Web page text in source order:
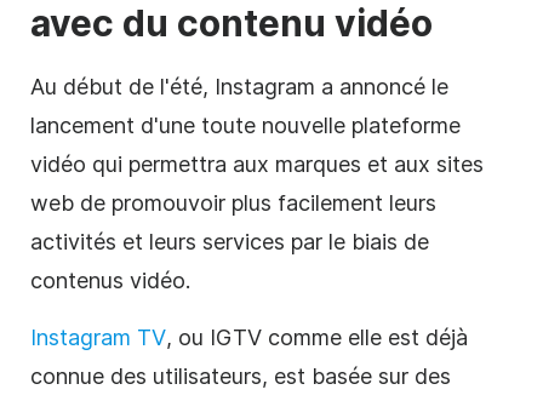
avec du contenu vidéo
Au début de l'été, Instagram a annoncé le
lancement d'une toute nouvelle plateforme
vidéo qui permettra aux marques et aux sites
web de promouvoir plus facilement leurs
activités et leurs services par le biais de
contenus vidéo.
Instagram TV, ou IGTV comme elle est déjà
connue des utilisateurs, est basée sur des